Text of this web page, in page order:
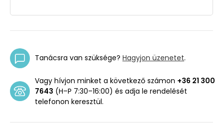
Tanácsra van szüksége? Hagyjon üzenetet.
Vagy hívjon minket a következő számon +36 21 300
7643 (H–P 7:30–16:00) és adja le rendelését
telefonon keresztül.